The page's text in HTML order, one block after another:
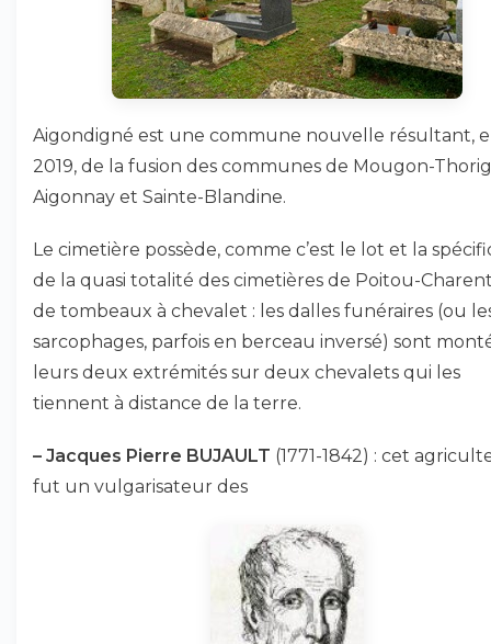
Aigondigné est une commune nouvelle résultant,
2019, de la fusion des communes de Mougon-
Aigonnay et Sainte-Blandine.
Le cimetière possède, comme c’est le lot et la
de la quasi totalité des cimetières de Poitou-
de tombeaux à chevalet : les dalles funéraires (ou
sarcophages, parfois en berceau inversé) sont
leurs deux extrémités sur deux chevalets qui les
tiennent à distance de la terre.
– Jacques Pierre BUJAULT (1771-1842) : cet
fut un vulgarisateur des